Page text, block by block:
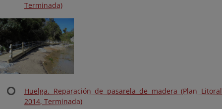
Terminada)
Huelga. Reparación de pasarela de madera (Plan Litoral
2014, Terminada)